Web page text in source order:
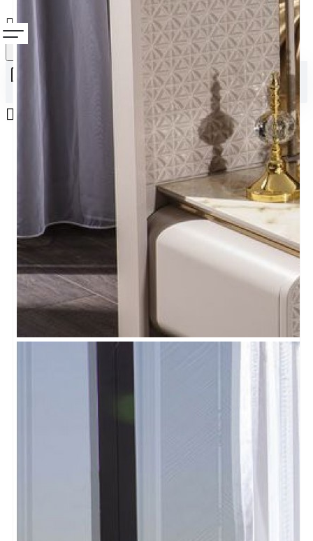
Alışveriş sepetiniz boş!